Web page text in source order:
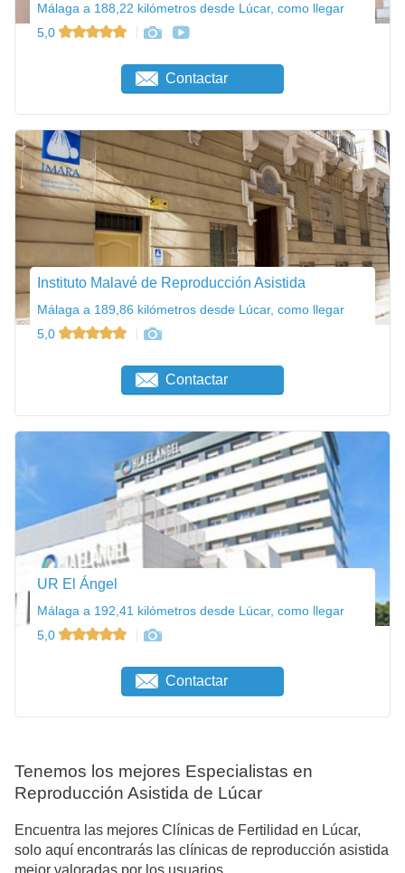
Málaga a 188,22 kilómetros desde Lúcar, como llegar
5,0
Contactar
Instituto Malavé de Reproducción Asistida
Málaga a 189,86 kilómetros desde Lúcar, como llegar
5,0
Contactar
UR El Ángel
Málaga a 192,41 kilómetros desde Lúcar, como llegar
5,0
Contactar
Tenemos los mejores Especialistas en
Reproducción Asistida de Lúcar
Encuentra las mejores Clínicas de Fertilidad en Lúcar,
solo aquí encontrarás las clínicas de reproducción asistida
mejor valoradas por los usuarios